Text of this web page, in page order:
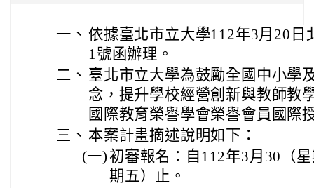
一、 依據臺北市立大學112年3月20日
1號函辦理。
二、 臺北市立大學為鼓勵全國中小學
念，提升學校經營創新與教師教
國際教育榮譽學會榮譽會員國際
三、 本案計畫摘述說明如下：
(一) 初審報名：自112年3月30（
期五）止。